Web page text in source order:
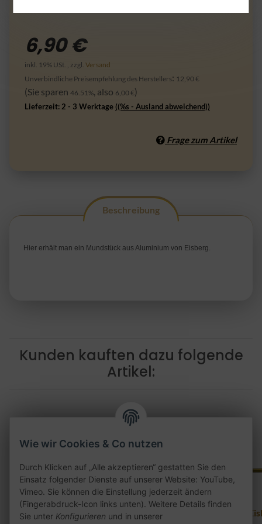
6,90 €
inkl. 19% USt. , zzgl. Versand
Unverbindliche Preisempfehlung des Herstellers: 12,90 €
(Sie sparen 46.51% , also 6,00 €)
Lieferzeit: 2 - 3 Werktage ((%s - Ausland abweichend))
Frage zum Artikel
Beschreibung
Hier erhält man ein Mundstück aus Aluminium von Eisberg.
Kunden kauften dazu folgende
Artikel:
Eisberg Mundstück -
Eisberg Mundstück -
Wie wir Cookies & Co nutzen
Durch Klicken auf „Alle akzeptieren“ gestatten Sie den
Einsatz folgender Dienste auf unserer Website: YouTube,
Vimeo. Sie können die Einstellung jederzeit ändern
(Fingerabdruck-Icon links unten). Weitere Details finden
Sie unter Konfigurieren und in unserer